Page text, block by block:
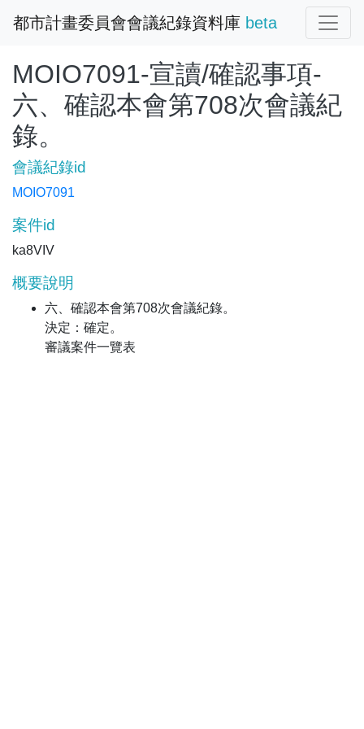
都市計畫委員會會議紀錄資料庫 beta
MOIO7091-宣讀/確認事項-
六、確認本會第708次會議紀
錄。
會議紀錄id
MOIO7091
案件id
ka8VIV
概要說明
六、確認本會第708次會議紀錄。
決定：確定。
審議案件一覽表